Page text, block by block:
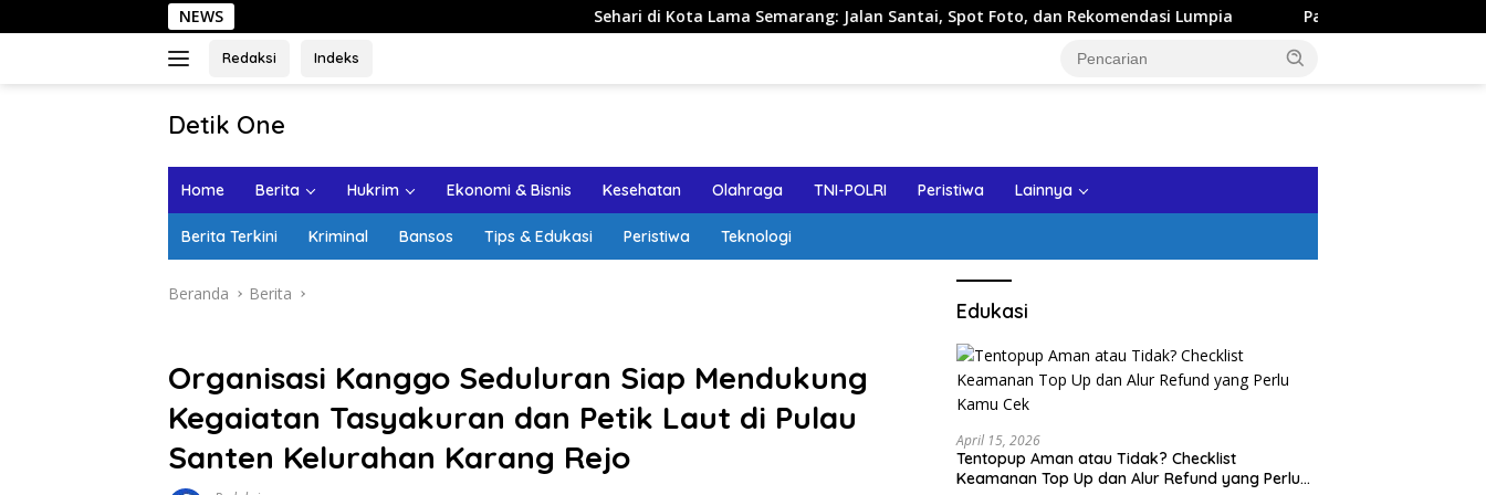
ke
NEWS Sehari di Kota Lama Semarang: Jalan Santai, Spot Foto, dan Rekomendasi Lumpia Panduan Wisata Keluarga ke Kota
Redaksi Indeks
Detik One
Ungkap
Home Berita Hukrim Ekonomi & Bisnis Kesehatan Olahraga TNI-POLRI Peristiwa Lainnya
Berita Terkini Kriminal Bansos Tips & Edukasi Peristiwa Teknologi
Beranda Berita
Organisasi Kanggo Seduluran Siap Mendukung
Kegaiatan Tasyakuran dan Petik Laut di Pulau
Santen Kelurahan Karang Rejo
Edukasi
April 15, 2026
Tentopup Aman atau Tidak? Checklist
Keamanan Top Up dan Alur Refund yang Perlu